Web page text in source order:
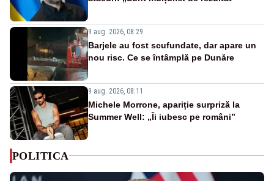
9 aug. 2026, 08:29
Barjele au fost scufundate, dar apare un
nou risc. Ce se întâmplă pe Dunăre
9 aug. 2026, 08:11
Michele Morrone, apariție surpriză la
Summer Well: „Îi iubesc pe români”
POLITICA